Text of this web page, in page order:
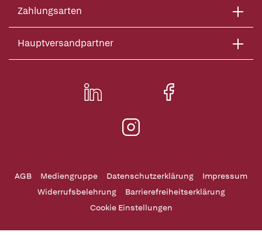
Zahlungsarten
Hauptversandpartner
AGB Mediengruppe Datenschutzerklärung
Impressum
Widerrufsbelehrung
Barrierefreiheitserklärung
Cookie Einstellungen